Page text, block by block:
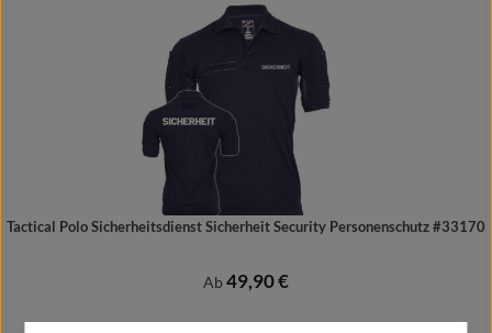
Tactical Polo Sicherheitsdienst Sicherheit Security Personenschutz #33170
Regulärer Preis:
Ab49,90 €